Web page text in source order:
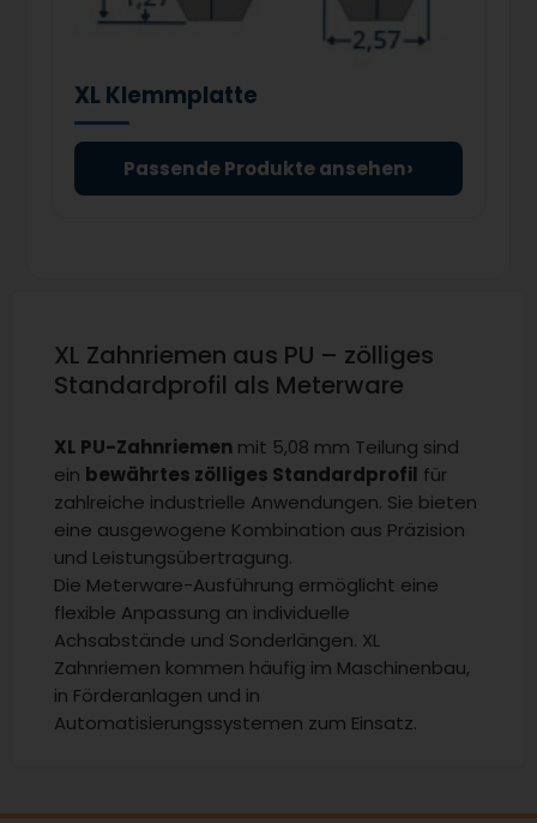
XL Klemmplatte
Passende Produkte ansehen›
XL Zahnriemen aus PU – zölliges
Standardprofil als Meterware
XL PU-Zahnriemenmit 5,08 mm Teilung sind
ein bewährtes zölliges Standardprofil für
zahlreiche industrielle Anwendungen. Sie bieten
eine ausgewogene Kombination aus Präzision
und Leistungsübertragung.
Die Meterware-Ausführung ermöglicht eine
flexible Anpassung an individuelle
Achsabstände und Sonderlängen. XL
Zahnriemen kommen häufig im Maschinenbau,
in Förderanlagen und in
Automatisierungssystemen zum Einsatz.